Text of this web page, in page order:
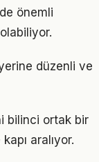
önemli
düzenli ve
bilinci ortak bir
aralıyor.